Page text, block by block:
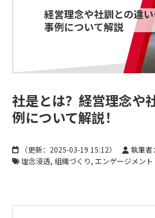
社是とは？経営理念や
例について解説！
（更新： 2025-03-19 15:12） 執筆者
理念浸透 組織づくり エンゲージメント